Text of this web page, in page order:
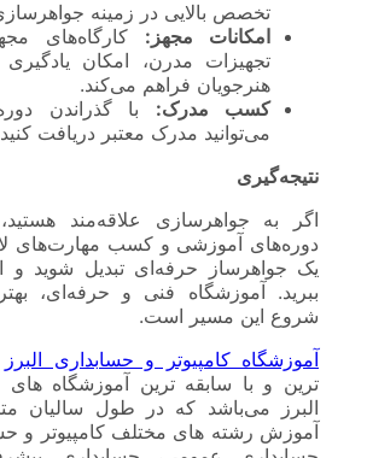
تخصص بالایی در زمینه
امکانات مجهز: کارگاه‌های
تجهیزات مدرن، امکان
هنرجویان فراهم می‌کند.
کسب مدرک: با گذراندن
می‌توانید مدرک معتبر دریافت
نتیجه‌گیری
اگر به جواهرسازی علاقه‌مند
دوره‌های آموزشی و کسب مهارت‌های
یک جواهرساز حرفه‌ای تبدیل شوید و
ببرید. آموزشگاه فنی و حرفه‌ای،
شروع این مسیر است.
آموزشگاه کامپیوتر و حسابداری البرز
ترین و با سابقه ترین آموزشگاه
البرز می‌باشد که در طول سالیان
آموزش رشته های مختلف کامپیوتر و